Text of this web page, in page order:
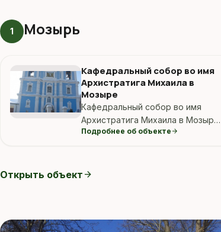
1 Мозырь
Кафедральный собор во имя
Архистратига Михаила в
Мозыре
Кафедральный собор во имя
Архистратига Михаила в Мозыре.
Ориентир: мозырь кафедральный
Подробнее об объекте arrow_forward
Открыть объект arrow_forward